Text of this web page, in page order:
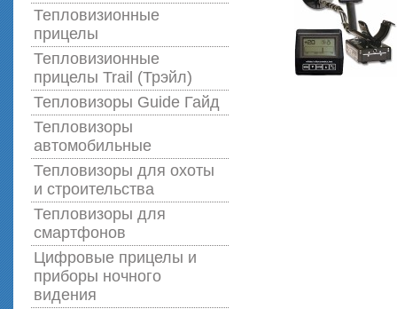
Тепловизионные
прицелы
Тепловизионные
прицелы Trail (Трэйл)
Тепловизоры Guide Гайд
Тепловизоры
автомобильные
Тепловизоры для охоты
и строительства
Тепловизоры для
смартфонов
Цифровые прицелы и
приборы ночного
видения